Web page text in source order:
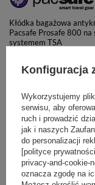
Kłódka bagażowa
Pacsafe Prosafe 800 na
systemem TSA
Konfiguracja
Wykorzystujemy
serwisu, aby
ruch i prowadzić
jak i naszych
do personalizacji
[polityce
privacy-and-cookie-
oznacza zgodę na